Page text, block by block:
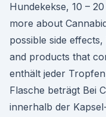
Hundekekse, 10 –
more about
possible side
and products that
enthält jeder
Flasche beträgt Bei
innerhalb der